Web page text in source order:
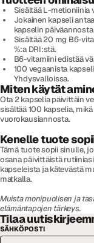
Sisältää L-metioniinia
Jokainen kapseli
kapselin
Sisältää 20 mg B6-
%:a DRI:stä.
B6-vitamiini edistää
100 vegaanista
Yhdysvalloissa.
Miten käytät
Ota 2 kapselia päivittäin
sisältää 100 kapselia,
vuorokausiannosta.
Kenelle tuote
Tämä tuote sopii sinulle,
osana päivittäistä
kapseleista ja kätevästä
matkalla.
Muista monipuolisen ja
elämäntapojen tärkeys.
Tilaa
SÄHKÖPOSTI